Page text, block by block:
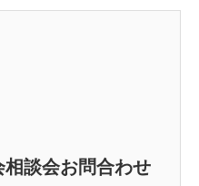
相談会お問合わせ